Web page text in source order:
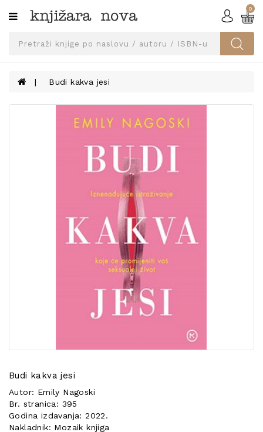
Kategorije
SVEUČILIŠNA
UDŽBENICI
KNJIGE
0
Budi kakva jesi
Budi kakva jesi
Autor: Emily Nagoski
Br. stranica: 395
Godina izdavanja: 2022.
Nakladnik: Mozaik knjiga